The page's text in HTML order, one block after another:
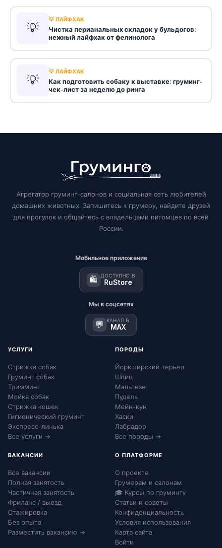
💡
💡 ЛАЙФХАК
Чистка перианальных складок у бульдогов:
нежный лайфхак от фелинолога
💡
💡 ЛАЙФХАК
Как подготовить собаку к выставке: груминг-
чек-лист за неделю до ринга
Агрегатор груминг-салонов и социальная сеть любителей
домашних животных. Запишитесь к грумеру, найдите друзей
для прогулок и общайтесь с владельцами питомцев по всей
России.
Мобильное приложение
🛍️ ДОСТУПНО В
RuStore
Мы в соцсетях
💬 КАНАЛ В
MAX
УСЛУГИ
Стрижка собак
Груминг собак
Тримминг
Мойка собак
Стрижка кошек
Гигиенический груминг
Экспресс-линька
Все услуги →
ПОРОДЫ
Йоркширский терьер
Шпиц
Мальтезе
Пудель
Мейн-кун
Хаски
Лабрадор
Все породы →
ВАКАНСИИ
Все вакансии
Полная занятость
Частичная занятость
Фриланс / выезд
Стажировка
Без опыта
Разместить вакансию →
О ПЛАТФОРМЕ
О проекте
Грумерам и салонам
🎓 Курсы по грумингу
Статьи и советы
Конфиденциальность
Условия использования
Карта сайта
Войти